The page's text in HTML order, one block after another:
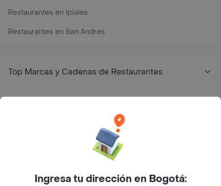
Restaurantes en Ipiales
Restaurantes en San Andres
Top Marcas y Cadenas de Restaurantes
Google play
Ingresa tu dirección en Bogotá: